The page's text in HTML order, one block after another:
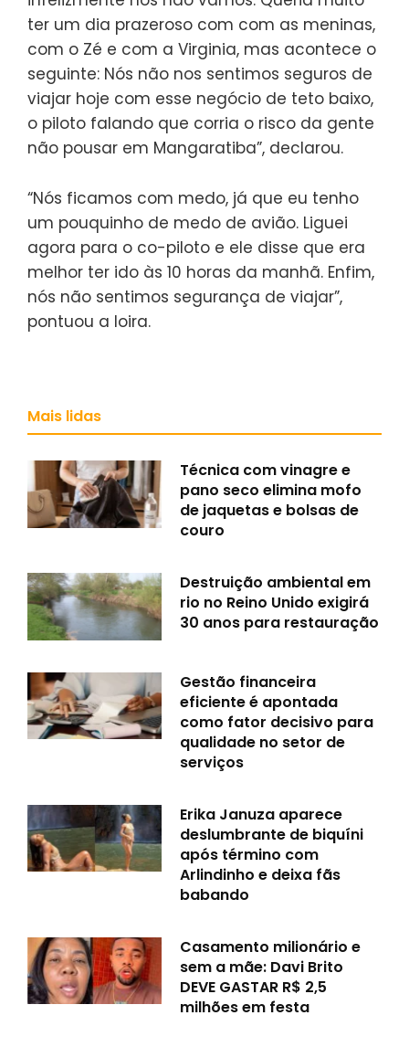
ter um dia prazeroso com com as meninas,
com o Zé e com a Virginia, mas acontece o
seguinte: Nós não nos sentimos seguros de
viajar hoje com esse negócio de teto baixo,
o piloto falando que corria o risco da gente
não pousar em Mangaratiba”, declarou.
“Nós ficamos com medo, já que eu tenho
um pouquinho de medo de avião. Liguei
agora para o co-piloto e ele disse que era
melhor ter ido às 10 horas da manhã. Enfim,
nós não sentimos segurança de viajar”,
pontuou a loira.
Mais lidas
Técnica com vinagre e
pano seco elimina mofo
de jaquetas e bolsas de
couro
Destruição ambiental em
rio no Reino Unido exigirá
30 anos para restauração
Gestão financeira
eficiente é apontada
como fator decisivo para
qualidade no setor de
serviços
Erika Januza aparece
deslumbrante de biquíni
após término com
Arlindinho e deixa fãs
babando
Casamento milionário e
sem a mãe: Davi Brito
DEVE GASTAR R$ 2,5
milhões em festa